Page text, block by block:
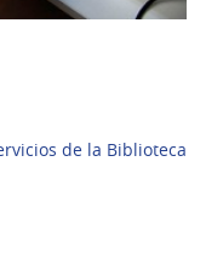
por la categoría:
de la Biblioteca